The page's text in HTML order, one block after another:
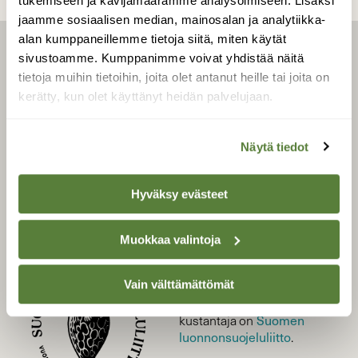
jaamme sosiaalisen median, mainosalan ja analytiikka-
alan kumppaneillemme tietoja siitä, miten käytät
sivustoamme. Kumppanimme voivat yhdistää näitä
tietoja muihin tietoihin, joita olet antanut heille tai joita on
kerätty, kun olet käyttänyt heidän palvelujaan.
Näytä tiedot
Hyväksy evästeet
Muokkaa valintoja
Vain välttämättömät
LEHTI
Uusin lehti
Tilaa digilukuoikeus
SUOMEN LUONNON­
Suomen Luonto -lehden
kustantaja onSuomen
luonnonsuojelu­liitto.